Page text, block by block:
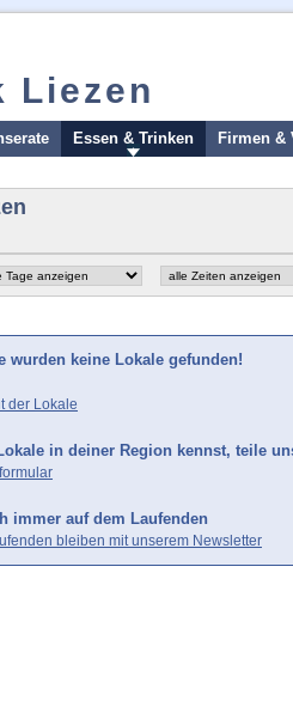
Liezen
Essen & Trinken Firmen &
wurden keine Lokale gefunden!
der Lokale
in deiner Region kennst, teile
immer auf dem Laufenden
bleiben mit unserem Newsletter